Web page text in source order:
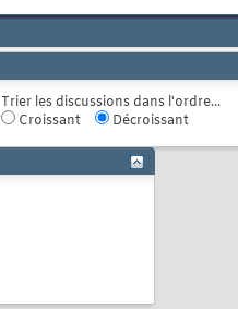
Trier les discussions dans l'ordre...
Croissant
Décroissant